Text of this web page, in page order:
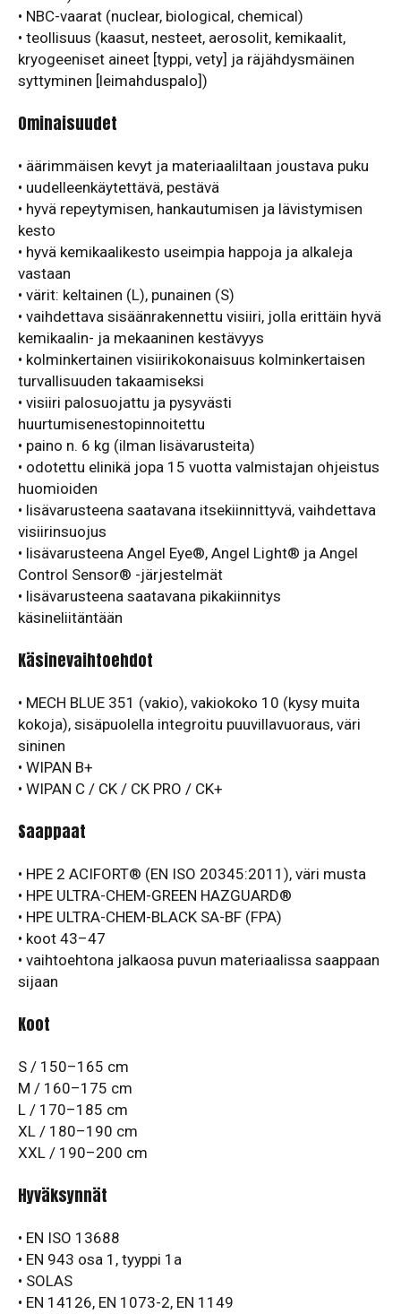
• NBC-vaarat (nuclear, biological, chemical)
• teollisuus (kaasut, nesteet, aerosolit, kemikaalit,
kryogeeniset aineet [typpi, vety] ja räjähdysmäinen
syttyminen [leimahduspalo])
Ominaisuudet
• äärimmäisen kevyt ja materiaaliltaan joustava puku
• uudelleenkäytettävä, pestävä
• hyvä repeytymisen, hankautumisen ja lävistymisen
kesto
• hyvä kemikaalikesto useimpia happoja ja alkaleja
vastaan
• värit: keltainen (L), punainen (S)
• vaihdettava sisäänrakennettu visiiri, jolla erittäin hyvä
kemikaalin- ja mekaaninen kestävyys
• kolminkertainen visiirikokonaisuus kolminkertaisen
turvallisuuden takaamiseksi
• visiiri palosuojattu ja pysyvästi
huurtumisenestopinnoitettu
• paino n. 6 kg (ilman lisävarusteita)
• odotettu elinikä jopa 15 vuotta valmistajan ohjeistus
huomioiden
• lisävarusteena saatavana itsekiinnittyvä, vaihdettava
visiirinsuojus
• lisävarusteena Angel Eye®, Angel Light® ja Angel
Control Sensor® -järjestelmät
• lisävarusteena saatavana pikakiinnitys
käsineliitäntään
Käsinevaihtoehdot
• MECH BLUE 351 (vakio), vakiokoko 10 (kysy muita
kokoja), sisäpuolella integroitu puuvillavuoraus, väri
sininen
• WIPAN B+
• WIPAN C / CK / CK PRO / CK+
Saappaat
• HPE 2 ACIFORT® (EN ISO 20345:2011), väri musta
• HPE ULTRA-CHEM-GREEN HAZGUARD®
• HPE ULTRA-CHEM-BLACK SA-BF (FPA)
• koot 43–47
• vaihtoehtona jalkaosa puvun materiaalissa saappaan
sijaan
Koot
S / 150–165 cm
M / 160–175 cm
L / 170–185 cm
XL / 180–190 cm
XXL / 190–200 cm
Hyväksynnät
• EN ISO 13688
• EN 943 osa 1, tyyppi 1a
• SOLAS
• EN 14126, EN 1073-2, EN 1149